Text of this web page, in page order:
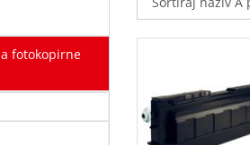
fotokopirne